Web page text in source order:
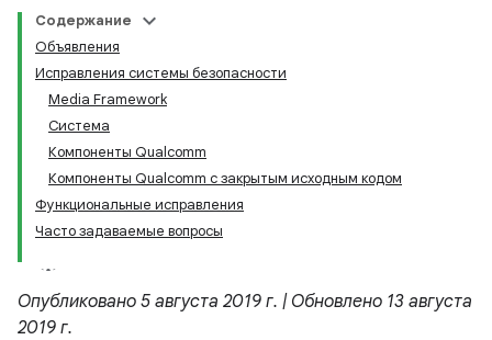
Содержание
Объявления
Исправления системы безопасности
Media Framework
Система
Компоненты Qualcomm
Компоненты Qualcomm с закрытым исходным кодом
Функциональные исправления
Часто задаваемые вопросы
Опубликовано 5 августа 2019 г. | Обновлено 13 августа
2019 г.